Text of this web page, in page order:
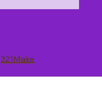
321Make